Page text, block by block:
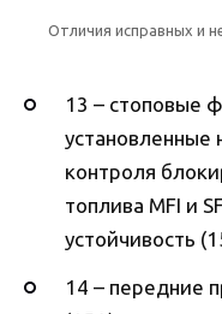
Отличия исправных и
13 – стоповые
установленные
контроля
топлива MFI и
устойчивость
14 – передние